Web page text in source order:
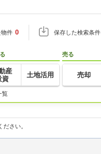
件 0 保存した検索条件
産
資
土地活用
売る
売却
覧
さい。